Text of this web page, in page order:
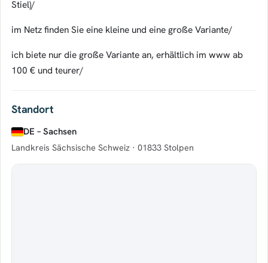
Stiel)/
im Netz finden Sie eine kleine und eine große Variante/
ich biete nur die große Variante an, erhältlich im www ab
100 € und teurer/
Standort
DE – Sachsen
Landkreis Sächsische Schweiz · 01833 Stolpen